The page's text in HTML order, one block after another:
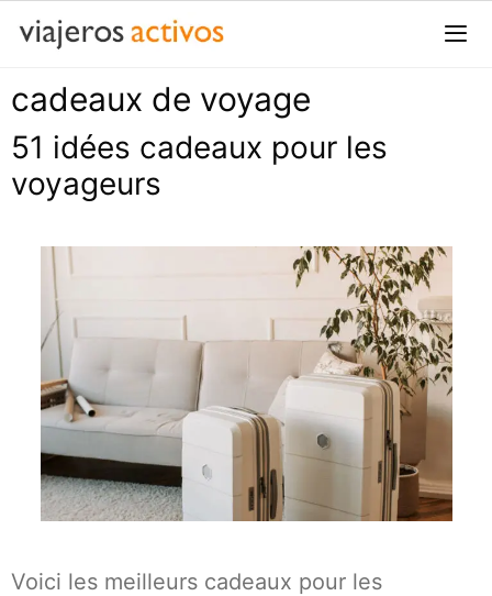
Passer
contenu
cadeaux de voyage
51 idées cadeaux pour les
voyageurs
Voici les meilleurs cadeaux pour les